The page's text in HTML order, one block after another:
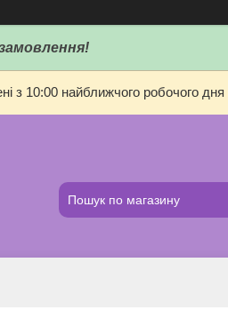
з 10:00 найближчого робочого дня